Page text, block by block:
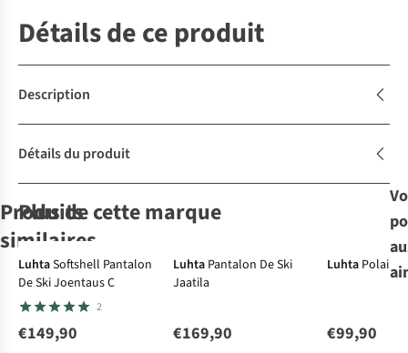
Détails de ce produit
Description
Détails du produit
Produits
similaires
Collective Of
Moving People
Pull Woman
-30%
Goldbergh
Polaire Serena
-30%
Roxy Polaire
Chloe Kim
Print Polar
Protest
Polaire
Prtgail 1/4 Zip
Active Top
Plus de cette marque
LuhtaSoftshell Pantalon
De Ski Joentaus C
2
€149,90
Luhta Pantalon De Ski
Jaatila
€169,90
Luhta Polaire
€99,90